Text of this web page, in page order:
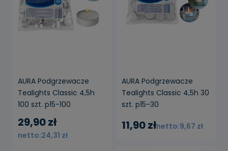
AURA Podgrzewacze
Tealights Classic 4,5h
100 szt. p15-100
29,90 zł
24,31 zł
AURA Podgrzewacze
Tealights Classic 4,5h 30
szt. p15-30
11,90 zł 9,67 zł